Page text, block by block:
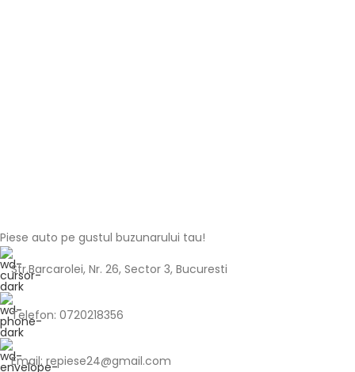
Piese auto pe gustul buzunarului tau!
Str.Barcarolei, Nr. 26, Sector 3, Bucuresti
Telefon: 0720218356
Email: repiese24@gmail.com